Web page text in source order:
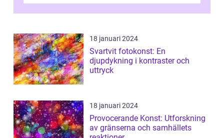
...
18 januari 2024
Svartvit fotokonst: En
djupdykning i kontraster och
uttryck
18 januari 2024
Provocerande Konst: Utforskning
av gränserna och samhällets